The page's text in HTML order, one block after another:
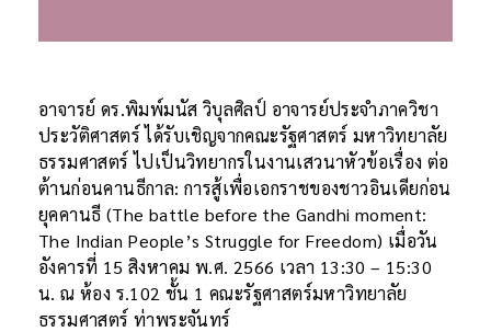
อาจารย์ ดร.พิมพ์มนัส วิบุลศิลป์ อาจารย์ประจำภาควิชา
ประวัติศาสตร์ ได้รับเชิญจากคณะรัฐศาสตร์ มหาวิทยาลัย
ธรรมศาสตร์ ไปเป็นวิทยากรในงานเสวนาหัวข้อเรื่อง ต่อ
ต้านก่อนคานธีกาล: การสู้เพื่อเอกราชของชาวอินเดียก่อน
ยุคคานธี (The battle before the Gandhi moment:
The Indian People’s Struggle for Freedom) เมื่อวัน
อังคารที่ 15 สิงหาคม พ.ศ. 2566 เวลา 13:30 – 15:30
น. ณ ห้อง ร.102 ชั้น 1 คณะรัฐศาสตร์มหาวิทยาลัย
ธรรมศาสตร์ ท่าพระจันทร์